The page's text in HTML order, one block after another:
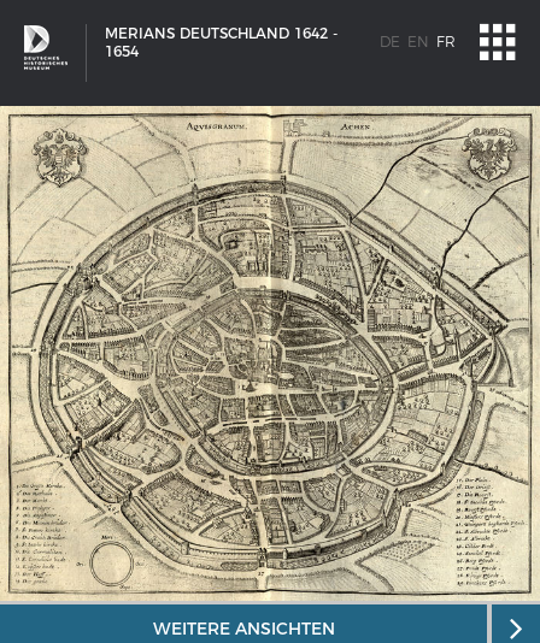
MERIANS DEUTSCHLAND 1642 -
1654
DE EN FR
SCHIFFSTYPEN
Entwicklungen im europäischen Schiffbau
WEITERE ANSICHTEN